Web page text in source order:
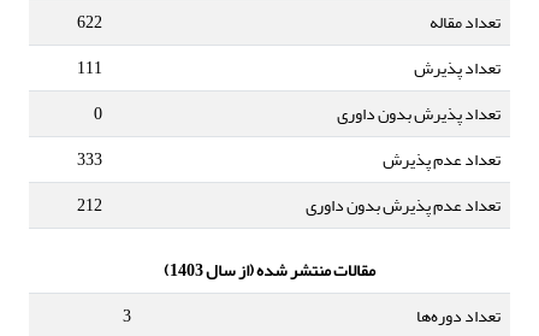
تعداد مقاله
622
تعداد پذیرش
111
تعداد پذیرش بدون داوری
0
تعداد عدم پذیرش
333
تعداد عدم پذیرش بدون داوری
212
مقالات منتشر شده (از سال 1403)
تعداد دوره‌ها
3